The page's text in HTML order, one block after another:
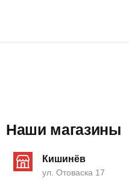
Наши магазины
Кишинёв
ул. Отоваска 17